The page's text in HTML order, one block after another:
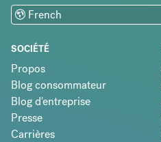
SOCIÉTÉ
Propos
Blog consommateur
Blog d'entreprise
Presse
Carrières